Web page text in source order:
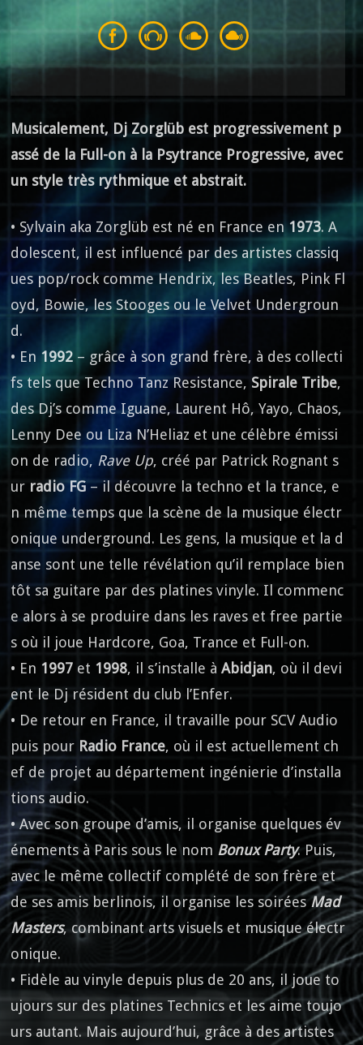
Musicalement, Dj Zorglüb est progressivement p
assé de la Full-on à la Psytrance Progressive, avec
un style très rythmique et abstrait.
• Sylvain aka Zorglüb est né en France en 1973. A
dolescent, il est influencé par des artistes classiq
ues pop/rock comme Hendrix, les Beatles, Pink Fl
oyd, Bowie, les Stooges ou le Velvet Undergroun
d.
• En 1992– grâce à son grand frère, à des collecti
fs tels que Techno Tanz Resistance, Spirale Tribe,
des Dj’s comme Iguane, Laurent Hô, Yayo, Chaos,
Lenny Dee ou Liza N’Heliaz et une célèbre émissi
on de radio, Rave Up, créé par Patrick Rognant s
ur radio FG– il découvre la techno et la trance, e
n même temps que la scène de la musique électr
onique underground. Les gens, la musique et la d
anse sont une telle révélation qu’il remplace bien
tôt sa guitare par des platines vinyle. Il commenc
e alors à se produire dans les raves et free partie
s où il joue Hardcore, Goa, Trance et Full-on.
• En 1997et 1998, il s’installe à Abidjan, où il devi
ent le Dj résident du club l’Enfer.
• De retour en France, il travaille pour SCV Audio
puis pour Radio France, où il est actuellement ch
ef de projet au département ingénierie d’installa
tions audio.
• Avec son groupe d’amis, il organise quelques év
énements à Paris sous le nom Bonux Party. Puis,
avec le même collectif complété de son frère et
de ses amis berlinois, il organise les soirées Mad
Masters, combinant arts visuels et musique électr
onique.
• Fidèle au vinyle depuis plus de 20 ans, il joue to
ujours sur des platines Technics et les aime toujo
urs autant. Mais aujourd’hui, grâce à des artistes